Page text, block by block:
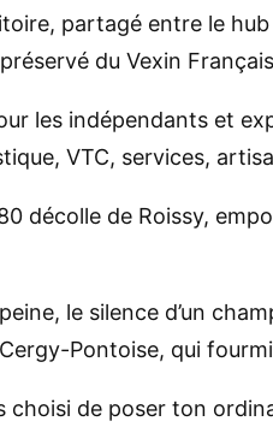
partagé entre le
du Vexin
les indépendants et
VTC, services,
décolle de Roissy,
le silence d’un
Pontoise, qui
choisi de poser ton